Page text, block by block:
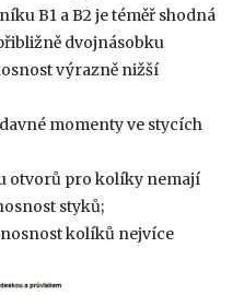
B1 a B2 je téměř shodná
dvojnásobku
výrazně nižší
momenty ve stycích
otvorů pro kolíky nemají
styků;
kolíků nejvíce